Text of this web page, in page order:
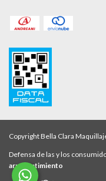
Copyright Bella Clara
Defensa de las y los
arrepentimiento